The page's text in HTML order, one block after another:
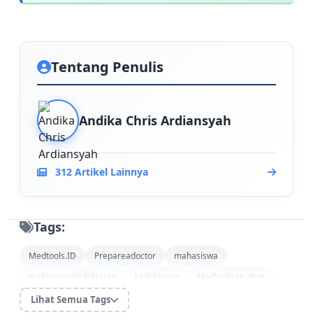
Tentang Penulis
Andika Chris Ardiansyah
312 Artikel Lainnya
Tags:
Medtools.ID Prepareadoctor
mahasiswa
mahasiswakedokteran
kedokteran
Medtools student
Kode etik kedokteran indonesia
Lihat Semua Tags